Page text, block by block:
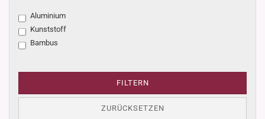
Aluminium
Kunststoff
Bambus
FILTERN
ZURÜCKSETZEN